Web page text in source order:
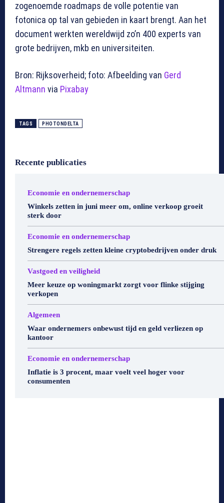
zogenoemde roadmaps de volle potentie van
fotonica op tal van gebieden in kaart brengt. Aan het
document werkten wereldwijd zo’n 400 experts van
grote bedrijven, mkb en universiteiten.
Bron: Rijksoverheid; foto: Afbeelding van Gerd
Altmann via Pixabay
TAGS PHOTONDELTA
Recente publicaties
Economie en ondernemerschap
Winkels zetten in juni meer om, online verkoop groeit
sterk door
Economie en ondernemerschap
Strengere regels zetten kleine cryptobedrijven onder druk
Vastgoed en veiligheid
Meer keuze op woningmarkt zorgt voor flinke stijging
verkopen
Algemeen
Waar ondernemers onbewust tijd en geld verliezen op
kantoor
Economie en ondernemerschap
Inflatie is 3 procent, maar voelt veel hoger voor
consumenten